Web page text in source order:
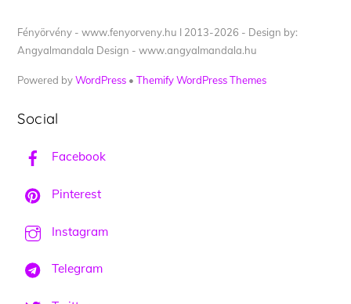
Fényörvény - www.fenyorveny.hu I 2013-2026 - Design by:
Angyalmandala Design - www.angyalmandala.hu
Powered byWordPress •Themify WordPress Themes
Social
Facebook
Pinterest
Instagram
Telegram